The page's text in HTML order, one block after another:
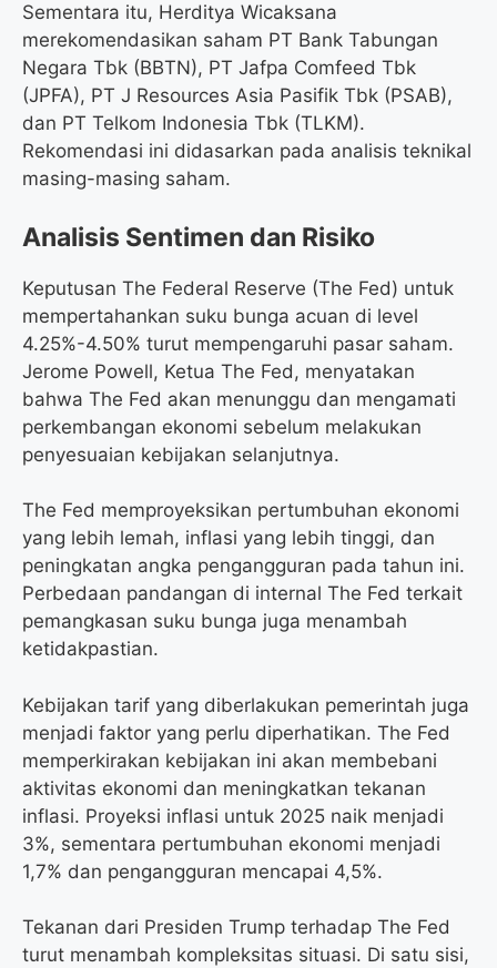
Sementara itu, Herditya Wicaksana
merekomendasikan saham PT Bank Tabungan
Negara Tbk (BBTN), PT Jafpa Comfeed Tbk
(JPFA), PT J Resources Asia Pasifik Tbk (PSAB),
dan PT Telkom Indonesia Tbk (TLKM).
Rekomendasi ini didasarkan pada analisis teknikal
masing-masing saham.
Analisis Sentimen dan Risiko
Keputusan The Federal Reserve (The Fed) untuk
mempertahankan suku bunga acuan di level
4.25%-4.50% turut mempengaruhi pasar saham.
Jerome Powell, Ketua The Fed, menyatakan
bahwa The Fed akan menunggu dan mengamati
perkembangan ekonomi sebelum melakukan
penyesuaian kebijakan selanjutnya.
The Fed memproyeksikan pertumbuhan ekonomi
yang lebih lemah, inflasi yang lebih tinggi, dan
peningkatan angka pengangguran pada tahun ini.
Perbedaan pandangan di internal The Fed terkait
pemangkasan suku bunga juga menambah
ketidakpastian.
Kebijakan tarif yang diberlakukan pemerintah juga
menjadi faktor yang perlu diperhatikan. The Fed
memperkirakan kebijakan ini akan membebani
aktivitas ekonomi dan meningkatkan tekanan
inflasi. Proyeksi inflasi untuk 2025 naik menjadi
3%, sementara pertumbuhan ekonomi menjadi
1,7% dan pengangguran mencapai 4,5%.
Tekanan dari Presiden Trump terhadap The Fed
turut menambah kompleksitas situasi. Di satu sisi,